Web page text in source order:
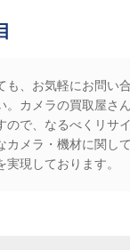
も、お気軽にお問い
カメラの買取屋さ
で、なるべくリサ
カメラ・機材に関し
現しております。